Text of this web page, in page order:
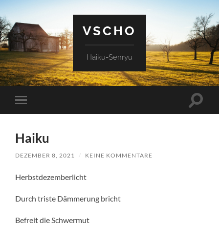
VSCHO
Haiku-Senryu
Mobile-
Menü
Haiku
DEZEMBER 8, 2021 / KEINE KOMMENTARE
Herbstdezemberlicht
Durch triste Dämmerung bricht
Befreit die Schwermut